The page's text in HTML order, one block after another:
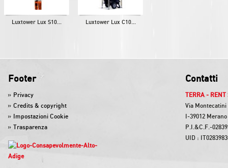
Luxtower Lux S10... Luxtower Lux C10...
Footer
Privacy
Credits & copyright
Impostazioni Cookie
Trasparenza
Contatti
TERRA - RENT
Via Montecatini
I-39012
P.I.&C.F.-
UID :